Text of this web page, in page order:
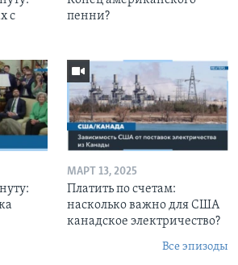
с
пенни?
МАРТ 13, 2025
Платить по счетам:
насколько важно для США
канадское электричество?
Все эпизоды